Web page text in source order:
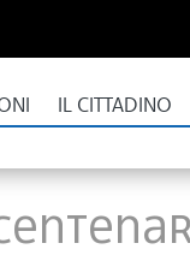
IL CITTADINO